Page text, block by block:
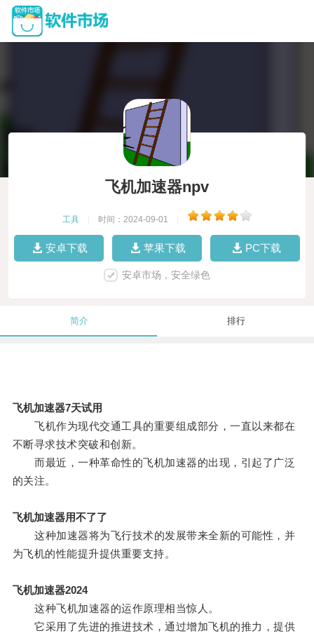
飞机加速器npv
工具 时间：2024-09-01
安卓下载 苹果下载 PC下载
安卓市场，安全绿色
简介 排行
飞机加速器7天试用
飞机作为现代交通工具的重要组成部分，一直以来都在
不断寻求技术突破和创新。
而最近，一种革命性的飞机加速器的出现，引起了广泛
的关注。
飞机加速器用不了了
这种加速器将为飞行技术的发展带来全新的可能性，并
为飞机的性能提升提供重要支持。
飞机加速器2024
这种飞机加速器的运作原理相当惊人。
它采用了先进的推进技术，通过增加飞机的推力，提供